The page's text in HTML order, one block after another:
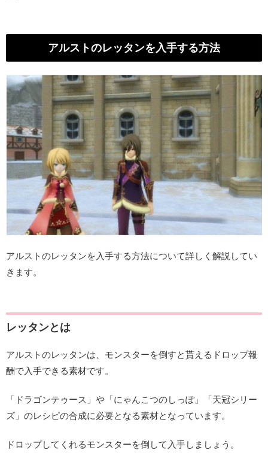
アルストのレッタンを入手する方法
アルストのレッタンを入手する方法について詳しく解説してい
きます。
レッタンとは
アルストのレッタンは、モンスターを倒すと貰えるドロップ報
酬で入手できる素材です。
「ドラゴンテゥース」や「にゃんこつのしっぽ」「天冠シリー
ズ」のレシピの合成に必要となる素材となっています。
ドロップしてくれるモンスターを倒して入手しましょう。